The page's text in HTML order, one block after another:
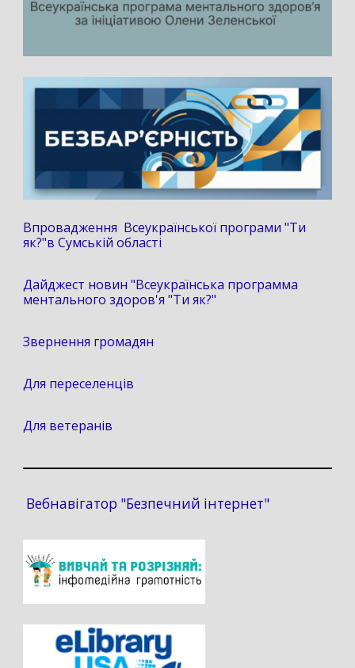
Впровадження Всеукраїнської програми "Ти
як?"в Сумській області
Дайджест новин "Всеукраїнська программа
ментального здоров'я "Ти як?"
Звернення громадян
Для переселенців
Для ветеранів
Вебнавігатор "Безпечний інтернет"